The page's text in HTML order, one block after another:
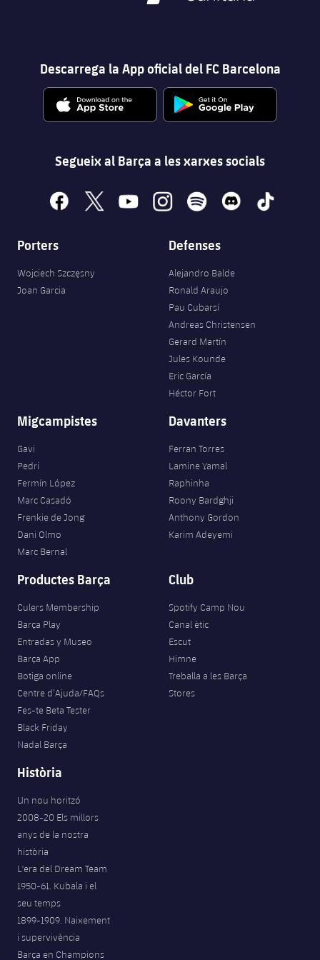
Descarrega la App oficial del FC Barcelona
Segueix al Barça a les xarxes socials
facebook
x youtubeinstagramspotify discord tiktok
Porters
Wojciech Szczęsny
Joan Garcia
Defenses
Alejandro Balde
Ronald Araujo
Pau Cubarsí
Andreas Christensen
Gerard Martín
Jules Kounde
Eric García
Héctor Fort
Migcampistes
Gavi
Pedri
Fermín López
Marc Casadó
Frenkie de Jong
Dani Olmo
Marc Bernal
Davanters
Ferran Torres
Lamine Yamal
Raphinha
Roony Bardghji
Anthony Gordon
Karim Adeyemi
Productes Barça
Culers Membership
Barça Play
Entradas y Museo
Barça App
Botiga online
Centre d’Ajuda/FAQs
Fes-te Beta Tester
Black Friday
Nadal Barça
Club
Spotify Camp Nou
Canal ètic
Escut
Himne
Treballa a les Barça
Stores
Història
Un nou horitzó
2008-20 Els millors
anys de la nostra
història
L'era del Dream Team
1950-61. Kubala i el
seu temps
1899-1909. Naixement
i supervivència
Barça en Champions